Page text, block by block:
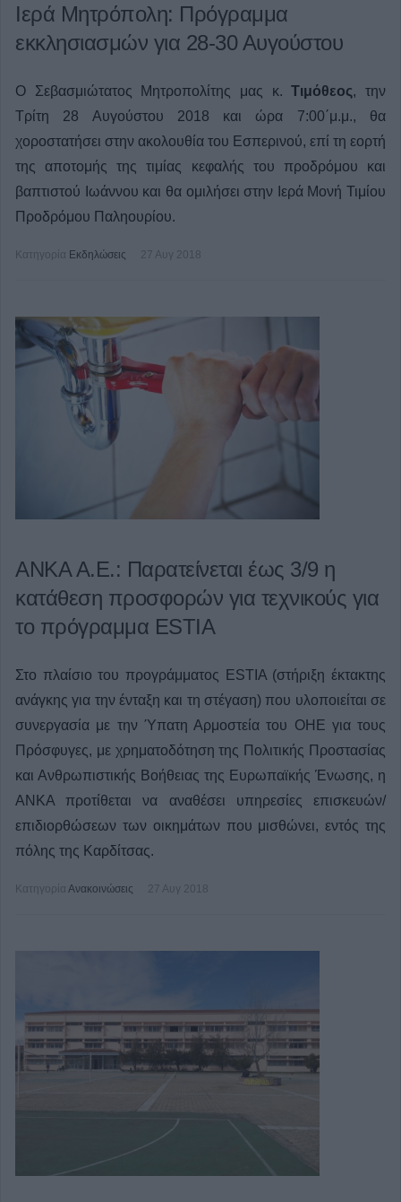
Ιερά Μητρόπολη: Πρόγραμμα
εκκλησιασμών για 28-30 Αυγούστου
Ο Σεβασμιώτατος Μητροπολίτης μας κ.Τιμόθεος, την
Τρίτη 28 Αυγούστου 2018 και ώρα 7:00΄μ.μ., θα
χοροστατήσει στην ακολουθία του Εσπερινού, επί τη εορτή
της αποτομής της τιμίας κεφαλής του προδρόμου και
βαπτιστού Ιωάννου και θα ομιλήσει στην Ιερά Μονή Τιμίου
Προδρόμου Παληουρίου.
Κατηγορία Εκδηλώσεις 27 Αυγ 2018
ANKA A.E.: Παρατείνεται έως 3/9 η
κατάθεση προσφορών για τεχνικούς για
το πρόγραμμα ESTIA
Στο πλαίσιο του προγράμματος ESTIA (στήριξη έκτακτης
ανάγκης για την ένταξη και τη στέγαση) που υλοποιείται σε
συνεργασία με την Ύπατη Αρμοστεία του ΟΗΕ για τους
Πρόσφυγες, με χρηματοδότηση της Πολιτικής Προστασίας
και Ανθρωπιστικής Βοήθειας της Ευρωπαϊκής Ένωσης, η
ΑΝΚΑ προτίθεται να αναθέσει υπηρεσίες επισκευών/
επιδιορθώσεων των οικημάτων που μισθώνει, εντός της
πόλης της Καρδίτσας.
Κατηγορία Ανακοινώσεις 27 Αυγ 2018